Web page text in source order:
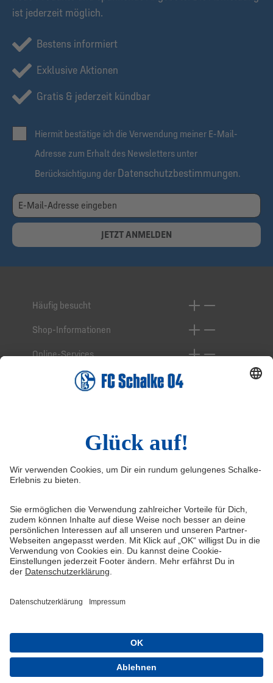
ist jederzeit möglich.
Bestens informiert
Exklusive Aktionen
Gratis & jederzeit kündbar
Hiermit bestätige ich die Verwendung meiner E-Mail-
Adresse zum Erhalt des Newsletters unter
Berücksichtigung der Datenschutzbestimmungen.
JETZT ANMELDEN
Häufig besucht
Shop-Informationen
Online-Services
Service-Hotline
Widerruf Vertrag widerrufen
AGB
Cookie-Einstellungen
Datenschutzerklärung Impressum